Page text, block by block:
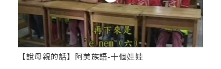
【說母親的話】阿美族語-十個娃娃